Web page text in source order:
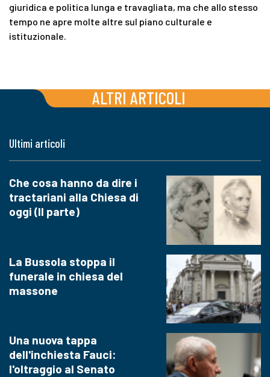
giuridica e politica lunga e travagliata, ma che allo stesso
tempo ne apre molte altre sul piano culturale e
istituzionale.
ALTRI ARTICOLI
Ultimi articoli
Che cosa hanno da dire i
tractariani alla Chiesa di
oggi (II parte)
La Bussola stoppa il
funerale in chiesa del
massone
Una nuova tappa
dell'inchiesta Fauci:
l'oltraggio al Senato